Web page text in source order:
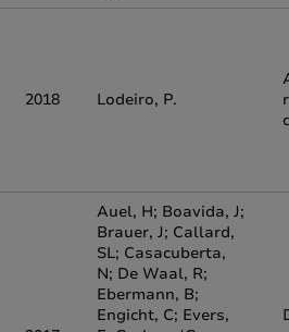
2018 Lodeiro, P.
Auel, H; Boavida, J;
Brauer, J; Callard,
SL; Casacuberta,
N; De Waal, R;
Ebermann, B;
Engicht, C; Evers,